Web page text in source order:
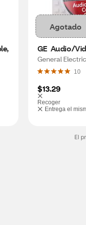
Agotado
GE  Audio/
General Electric
10
$13.29
Recoger
Entrega el
El